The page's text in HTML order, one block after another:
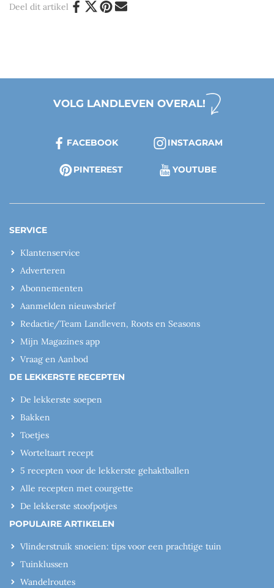
Deel dit artikel
VOLG LANDLEVEN OVERAL!
FACEBOOK INSTAGRAM
PINTEREST YOUTUBE
SERVICE
Klantenservice
Adverteren
Abonnementen
Aanmelden nieuwsbrief
Redactie/Team Landleven, Roots en Seasons
Mijn Magazines app
Vraag en Aanbod
DE LEKKERSTE RECEPTEN
De lekkerste soepen
Bakken
Toetjes
Worteltaart recept
5 recepten voor de lekkerste gehaktballen
Alle recepten met courgette
De lekkerste stoofpotjes
POPULAIRE ARTIKELEN
Vlinderstruik snoeien: tips voor een prachtige tuin
Tuinklussen
Wandelroutes